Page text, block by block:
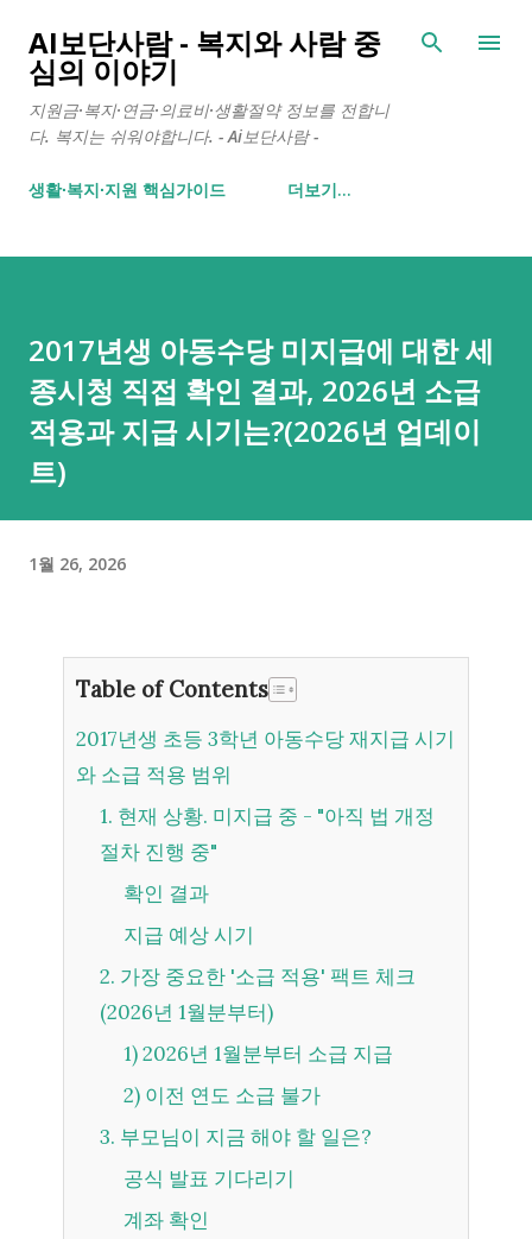
기본 콘텐츠로 건너뛰기
AI보단사람 - 복지와 사람 중
심의 이야기
지원금·복지·연금·의료비·생활절약 정보를 전합니
다. 복지는 쉬워야합니다. - Ai보단사람 -
생활∙복지∙지원 핵심가이드 더보기…
2017년생 아동수당 미지급에 대한 세
종시청 직접 확인 결과, 2026년 소급
적용과 지급 시기는?(2026년 업데이
트)
1월 26, 2026
Table of Contents
2017년생 초등 3학년 아동수당 재지급 시기
와 소급 적용 범위
1. 현재 상황. 미지급 중 - "아직 법 개정
절차 진행 중"
확인 결과
지급 예상 시기
2. 가장 중요한 '소급 적용' 팩트 체크
(2026년 1월분부터)
1) 2026년 1월분부터 소급 지급
2) 이전 연도 소급 불가
3. 부모님이 지금 해야 할 일은?
공식 발표 기다리기
계좌 확인